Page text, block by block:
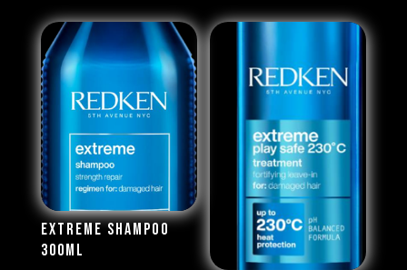
Extreme Shampoo
300ML